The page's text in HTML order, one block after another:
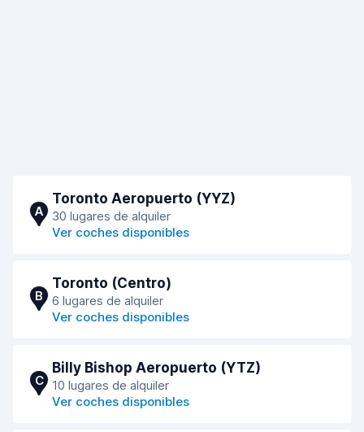
A
Toronto Aeropuerto (YYZ)
30 lugares de alquiler
Ver coches disponibles
B
Toronto (Centro)
6 lugares de alquiler
Ver coches disponibles
C
Billy Bishop Aeropuerto (YTZ)
10 lugares de alquiler
Ver coches disponibles